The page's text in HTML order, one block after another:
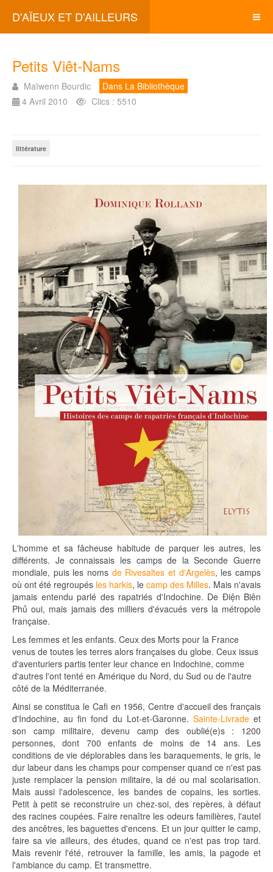
D'AÏEUX ET D'AILLEURS
Petits Viêt-Nams
Maïwenn Bourdic
Dans La Bibliothèque
4 Avril 2010
Clics : 5510
littérature
L'homme et sa fâcheuse habitude de parquer les autres, les
différents. Je connaissais les camps de la Seconde Guerre
mondiale, puis les noms de Rivesaltes et d'Argelès, les camps
où ont été regroupés les harkis, le camp des Milles. Mais n'avais
jamais entendu parlé des rapatriés d'Indochine. De Ðiện Biên
Phủ oui, mais jamais des milliers d'évacués vers la métropole
française.
Les femmes et les enfants. Ceux des Morts pour la France
venus de toutes les terres alors françaises du globe. Ceux issus
d'aventuriers partis tenter leur chance en Indochine, comme
d'autres l'ont tenté en Amérique du Nord, du Sud ou de l'autre
côté de la Méditerranée.
Ainsi se constitua le Cafi en 1956, Centre d'accueil des français
d'Indochine, au fin fond du Lot-et-Garonne. Sainte-Livradeet
son camp militaire, devenu camp des oublié(e)s : 1200
personnes, dont 700 enfants de moins de 14 ans. Les
conditions de vie déplorables dans les baraquements, le gris, le
dur labeur dans les champs pour compenser quand ce n'est pas
juste remplacer la pension militaire, la dé ou mal scolarisation.
Mais aussi l'adolescence, les bandes de copains, les sorties.
Petit à petit se reconstruire un chez-soi, des repères, à défaut
des racines coupées. Faire renaître les odeurs familières, l'autel
des ancêtres, les baguettes d'encens. Et un jour quitter le camp,
faire sa vie ailleurs, des études, quand ce n'est pas trop tard.
Mais revenir l'été, retrouver la famille, les amis, la pagode et
l'ambiance du camp. Et transmettre.